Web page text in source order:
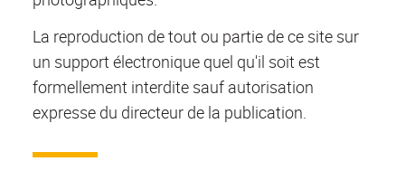
La reproduction de tout ou partie de ce site sur
un support électronique quel qu'il soit est
formellement interdite sauf autorisation
expresse du directeur de la publication.